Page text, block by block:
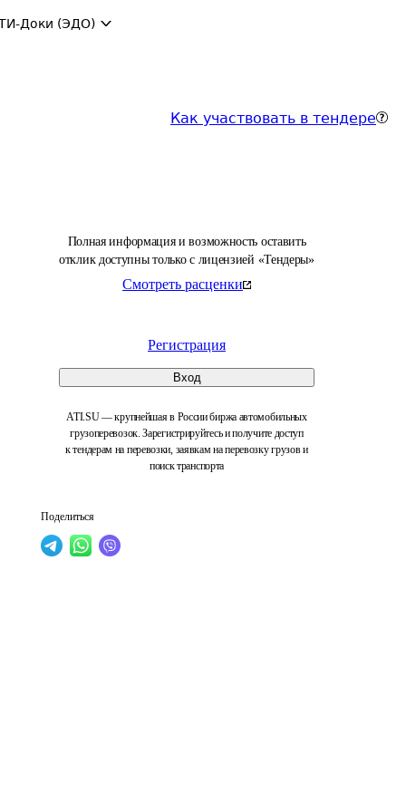
Доки (ЭДО)
Как участвовать в тендере
Полная информация и возможность оставить
отклик доступны только с лицензией «Тендеры»
Смотреть расценки
Регистрация
Вход
ATI.SU — крупнейшая в России биржа автомобильных
грузоперевозок. Зарегистрируйтесь и получите доступ
к тендерам на перевозки, заявкам на перевозку грузов и
поиск транспорта
Поделиться